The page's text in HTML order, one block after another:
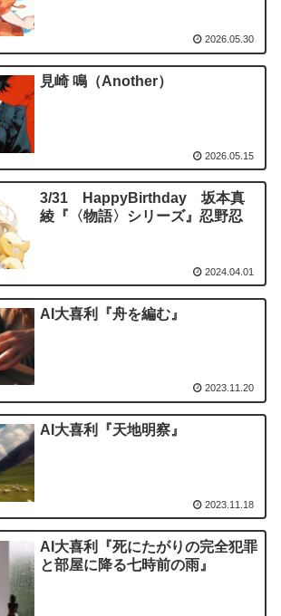
2026.05.30
見崎 鳴（Another）
2026.05.15
3/31 HappyBirthday 坂本真
綾『〈物語〉シリーズ』忍野忍
2024.04.01
AI大喜利『舟を編む』
2023.11.20
AI大喜利『天地明察』
2023.11.18
AI大喜利『死にたがりの完全犯罪
と部屋に降る七時前の雨』